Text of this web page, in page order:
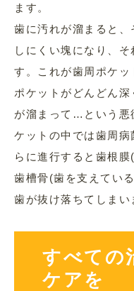
ます。
歯に汚れが溜まると
しにくい塊になり、
す。これが歯周ポケッ
ポケットがどんどん
が溜まって…という悪
ケットの中では歯周病
らに進行すると歯根
歯槽骨(歯を支えてい
歯が抜け落ちてしまい
すべての
ケアを